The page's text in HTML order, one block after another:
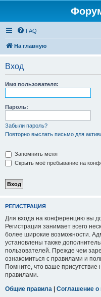
FAQ
На главную
Вход
Имя пользователя:
Пароль:
Забыли пароль?
Повторно выслать письмо для
Запомнить меня
Скрыть моё пребывание на
РЕГИСТРАЦИЯ
Для входа на конференцию вы
Регистрация занимает всего
более широкие возможности.
установлены также
пользователей. Прежде чем
ознакомиться с правилами и
Помните, что ваше присутствие
правилами.
Общие правила | Соглашение о